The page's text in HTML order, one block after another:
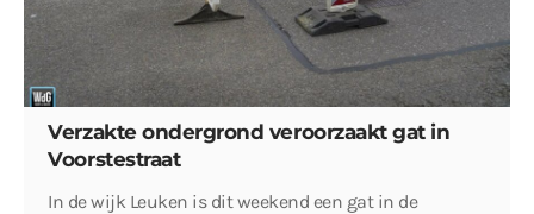
Verzakte ondergrond veroorzaakt gat in
Voorstestraat
In de wijk Leuken is dit weekend een gat in de